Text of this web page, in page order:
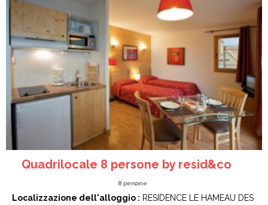
Quadrilocale 8 persone by resid&co
8 persone
Localizzazione dell'alloggio : RESIDENCE LE HAMEAU DES